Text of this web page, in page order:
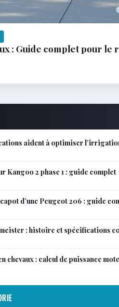
: Guide complet pour le
aident à optimiser
Kangoo 2 phase 1 : guide complet
d’une Peugeot 206 : guide
: histoire et spécifications
chevaux : calcul de puissance